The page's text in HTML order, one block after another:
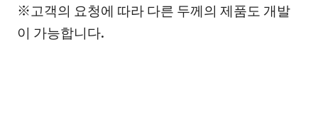
※고객의 요청에 따라 다른 두께의 제품도 개발
이 가능합니다.